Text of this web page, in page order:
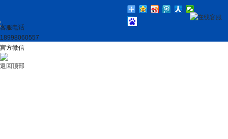
在线客服
客服电话
18998060557
官方微信
返回顶部